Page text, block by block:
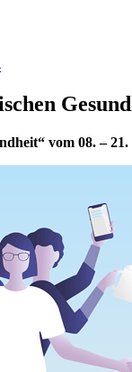
vom 08. –